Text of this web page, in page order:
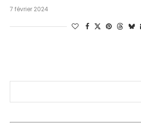
7 février 2024